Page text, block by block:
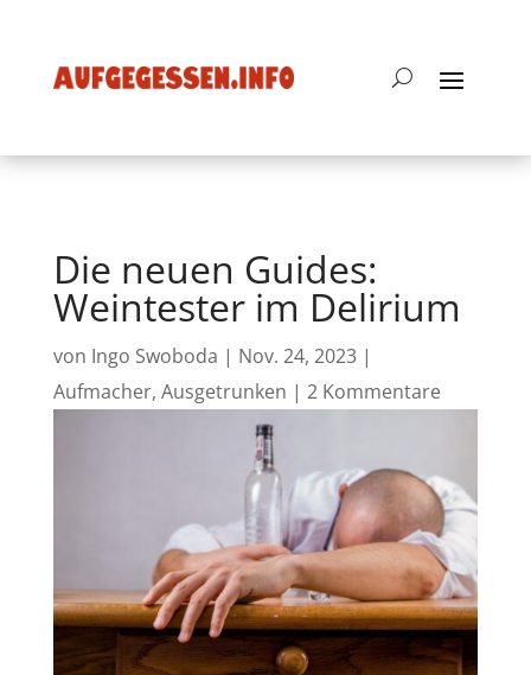
Die neuen Guides:
Weintester im Delirium
von Ingo Swoboda | Nov. 24, 2023|
Aufmacher, Ausgetrunken | 2 Kommentare